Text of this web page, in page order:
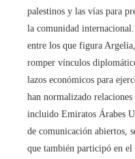
palestinos y las vías para
la comunidad
entre los que figura
romper vínculos
lazos económicos para
han normalizado
incluido Emiratos Árabes
de comunicación abiertos,
que también participó en